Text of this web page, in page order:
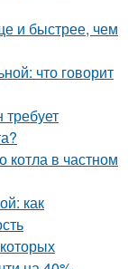
и быстрее, чем
что говорит
требует
котла в частном
как